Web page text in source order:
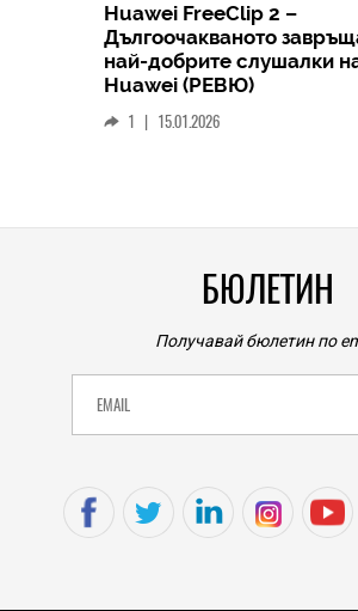
Huawei FreeClip 2 –
Дългоочакваното
най-добрите слушалки
Huawei (РЕВЮ)
1 15.01.2026
БЮЛЕТИН
Получавай бюлетин по